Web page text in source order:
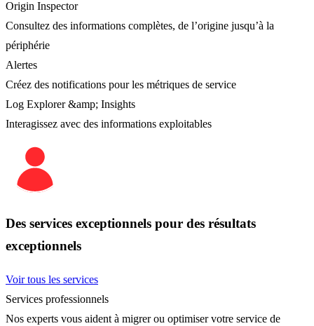
Origin Inspector
Consultez des informations complètes, de l’origine jusqu’à la
périphérie
Alertes
Créez des notifications pour les métriques de service
Log Explorer &amp; Insights
Interagissez avec des informations exploitables
Des services exceptionnels pour des résultats
exceptionnels
Voir tous les services
Services professionnels
Nos experts vous aident à migrer ou optimiser votre service de